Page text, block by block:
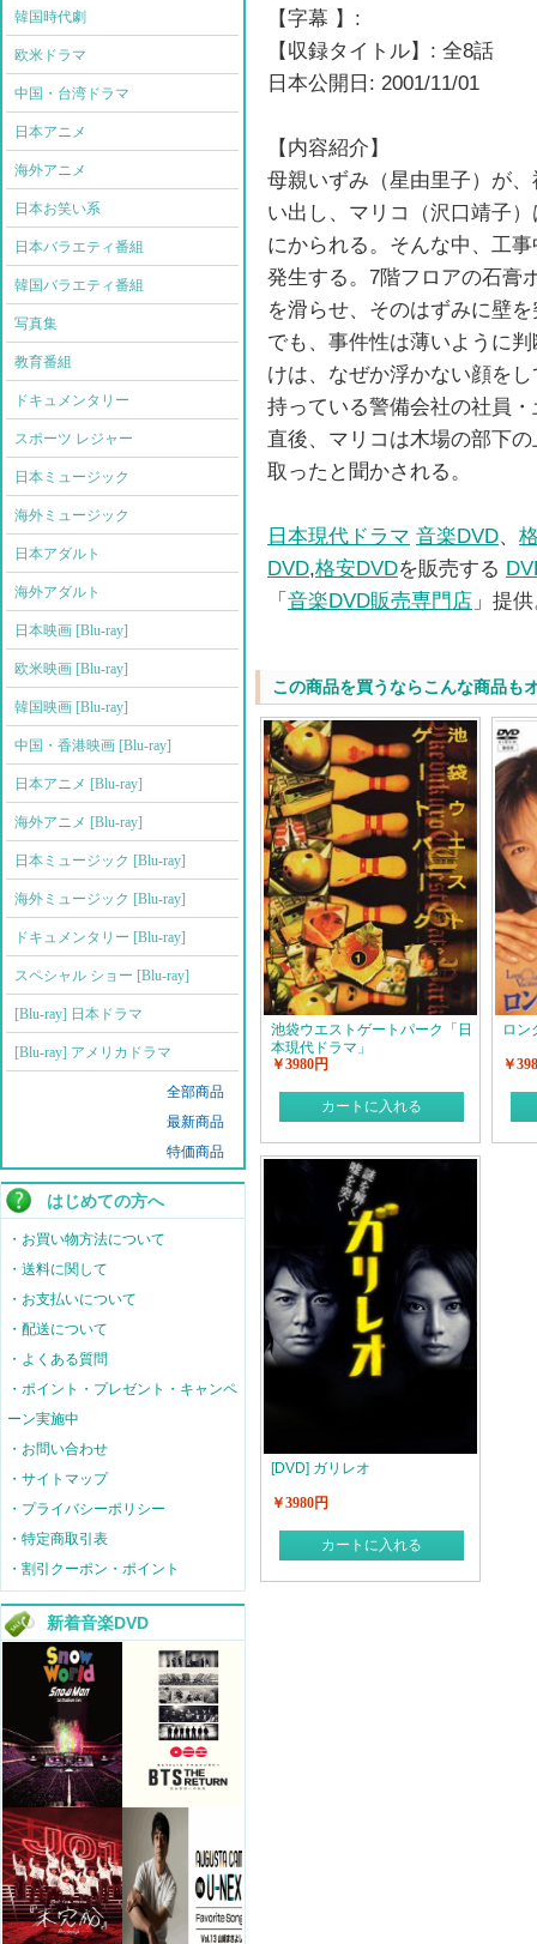
韓国時代劇
欧米ドラマ
中国・台湾ドラマ
日本アニメ
海外アニメ
日本お笑い系
日本バラエティ番組
韓国バラエティ番組
写真集
教育番組
ドキュメンタリー
スポーツ レジャー
日本ミュージック
海外ミュージック
日本アダルト
海外アダルト
日本映画 [Blu-ray]
欧米映画 [Blu-ray]
韓国映画 [Blu-ray]
中国・香港映画 [Blu-ray]
日本アニメ [Blu-ray]
海外アニメ [Blu-ray]
日本ミュージック [Blu-ray]
海外ミュージック [Blu-ray]
ドキュメンタリー [Blu-ray]
スペシャル ショー [Blu-ray]
[Blu-ray] 日本ドラマ
[Blu-ray] アメリカドラマ
全部商品
最新商品
特価商品
はじめての方へ
・お買い物方法について
・送料に関して
・お支払いについて
・配送について
・よくある質問
・ポイント・プレゼント・キャンペ
ーン実施中
・お問い合わせ
・サイトマップ
・プライバシーポリシー
・特定商取引表
・割引クーポン・ポイント
新着音楽DVD
【字幕 】:
【収録タイトル】: 全8話
日本公開日: 2001/11/01
【内容紹介】
母親いずみ（星由里子）が
い出し、マリコ（沢口靖子
にかられる。そんな中、工
発生する。7階フロアの石膏
を滑らせ、そのはずみに壁
でも、事件性は薄いように
けは、なぜか浮かない顔を
持っている警備会社の社員
直後、マリコは木場の部下
取ったと聞かされる。
日本現代ドラマ 音楽DVD、
DVD,格安DVDを販売する
「 音楽DVD販売専門店 」提
この商品を買うならこんな商品も
池袋ウエストゲートパーク「日
本現代ドラマ」
￥3980円
カートに入れる
ロン
￥
[DVD] ガリレオ
￥3980円
カートに入れる